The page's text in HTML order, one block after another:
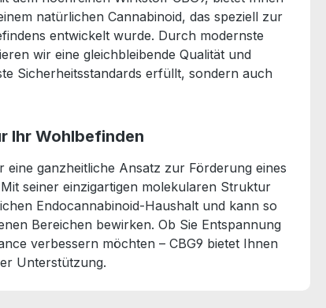
natürlichen Cannabinoid, das speziell zur
entwickelt wurde. Durch modernste
wir eine gleichbleibende Qualität und
Sicherheitsstandards erfüllt, sondern auch
Ihr Wohlbefinden
eine ganzheitliche Ansatz zur Förderung eines
seiner einzigartigen molekularen Struktur
Endocannabinoid-Haushalt und kann so
Bereichen bewirken. Ob Sie Entspannung
verbessern möchten – CBG9 bietet Ihnen
Unterstützung.